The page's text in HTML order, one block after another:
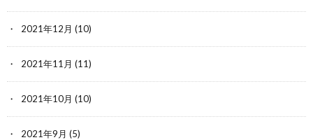
2021年12月 (10)
2021年11月 (11)
2021年10月 (10)
2021年9月 (5)